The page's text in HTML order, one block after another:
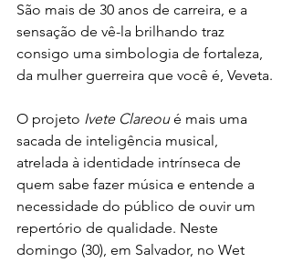
São mais de 30 anos de carreira, e a
sensação de vê-la brilhando traz
consigo uma simbologia de fortaleza,
da mulher guerreira que você é, Veveta.
O projeto Ivete Clareou é mais uma
sacada de inteligência musical,
atrelada à identidade intrínseca de
quem sabe fazer música e entende a
necessidade do público de ouvir um
repertório de qualidade. Neste
domingo (30), em Salvador, no Wet